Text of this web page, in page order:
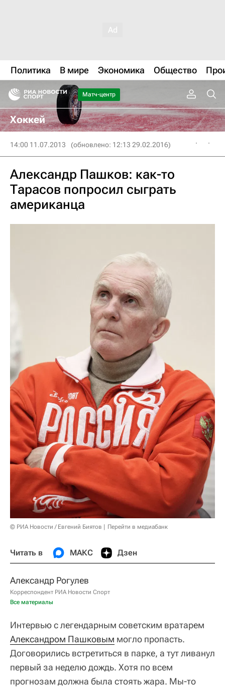
Политика В мире Экономика Общество
Матч-центр
Хоккей
14:00 11.07.2013 (обновлено: 12:13 29.02.2016)
Александр Пашков: как-то
Тарасов попросил сыграть
американца
© РИА Новости / Евгений Биятов Перейти в медиабанк
Читать в МАКС Дзен
Александр Рогулев
Корреспондент РИА Новости Спорт
Все материалы
Интервью с легендарным советским вратарем
Александром Пашковым могло пропасть.
Договорились встретиться в парке, а тут ливанул
первый за неделю дождь. Хотя по всем
прогнозам должна была стоять жара. Мы-то